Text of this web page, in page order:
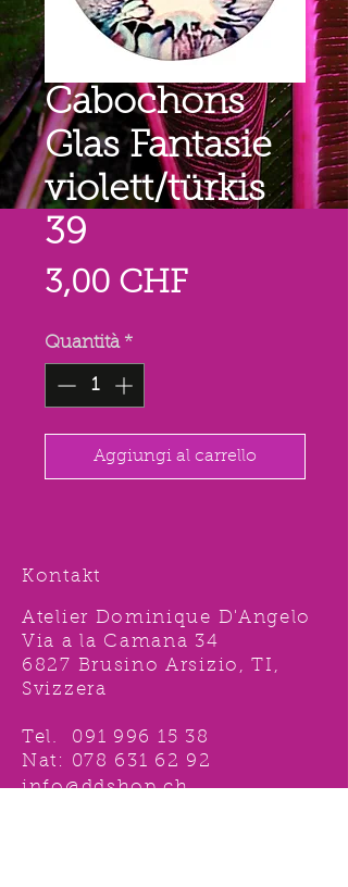
Cabochons
Glas Fantasie
violett/türkis
39
3,00 CHFPrezzo
Quantità *
Aggiungi al carrello
Kontakt
Atelier Dominique D'Angelo
Via a la Camana 34
6827 Brusino Arsizio, TI,
Svizzera
Tel. 091 996 15 38
Nat: 078 631 62 92
info@ddshop.ch